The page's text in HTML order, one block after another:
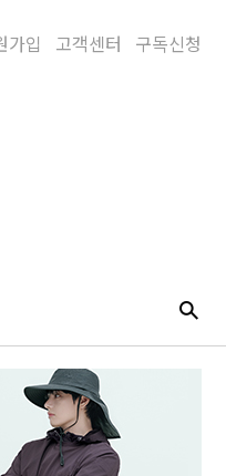
가입 고객센터 구독신청